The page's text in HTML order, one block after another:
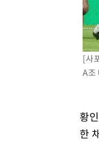
[사
A조
황
한